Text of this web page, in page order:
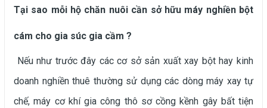
Tại sao mỗi hộ chăn nuôi cần sở hữu máy nghiền bột
cám cho gia súc gia cầm ?
Nếu như trước đây các cơ sở sản xuất xay bột hay kinh
doanh nghiền thuê thường sử dụng các dòng máy xay tự
chế, máy cơ khí gia công thô sơ cồng kềnh gây bất tiện